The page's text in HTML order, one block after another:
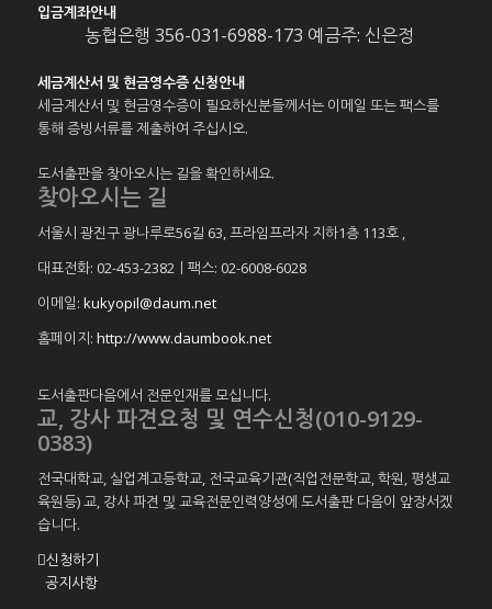
입금계좌안내
농협은행 356-031-6988-173 예금주: 신은정
세금계산서 및 현금영수증 신청안내
세금계산서 및 현금영수증이 필요하신분들께서는 이메일 또는 팩스를
통해 증빙서류를 제출하여 주십시오.
도서출판을 찾아오시는 길을 확인하세요.
찾아오시는 길
서울시 광진구 광나루로56길 63, 프라임프라자 지하1층 113호 ,
대표전화: 02-453-2382ㅣ팩스: 02-6008-6028
이메일: kukyopil@daum.net
홈페이지: http://www.daumbook.net
도서출판다음에서 전문인재를 모십니다.
교, 강사 파견요청 및 연수신청(010-9129-
0383)
전국대학교, 실업계고등학교, 전국교육기관(직업전문학교, 학원, 평생교
육원등) 교, 강사 파견 및 교육전문인력양성에 도서출판 다음이 앞장서겠
습니다.
신청하기
공지사항